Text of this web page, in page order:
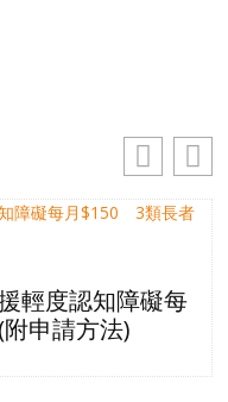
輕度認知障礙每
申請方法)